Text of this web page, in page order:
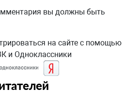
вы должны быть
на сайте с помощью
и Одноклассники